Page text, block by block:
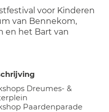
voor Kinderen
van Bennekom,
en het Bart van
Dreumes- &
Paardenparade